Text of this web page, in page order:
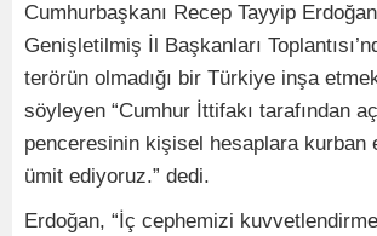
Cumhurbaşkanı Recep Tayyip
Genişletilmiş İl Başkanları
terörün olmadığı bir Türkiye inşa
söyleyen “Cumhur İttifakı tarafından
penceresinin kişisel hesaplara kurban
ümit ediyoruz.” dedi.
Erdoğan, “İç cephemizi